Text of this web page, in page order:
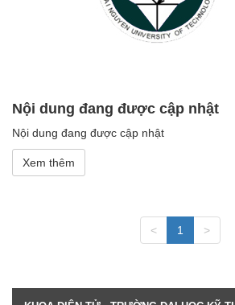
Nội dung đang được cập nhật
Nội dung đang được cập nhật
Xem thêm
< 1 >